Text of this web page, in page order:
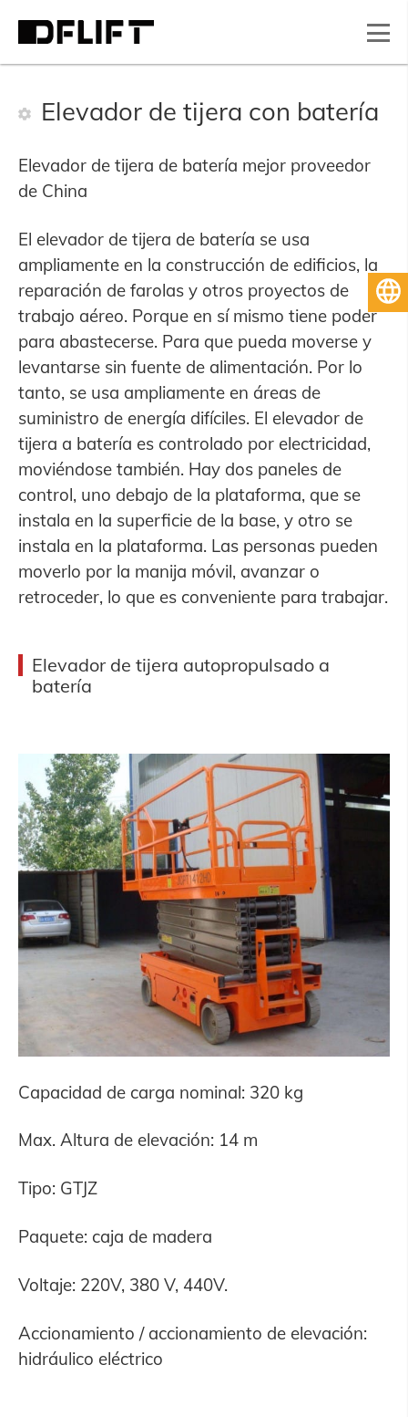
Elevador de tijera con batería
Elevador de tijera de batería mejor proveedor
de China
El elevador de tijera de batería se usa
ampliamente en la construcción de edificios, la
reparación de farolas y otros proyectos de
trabajo aéreo. Porque en sí mismo tiene poder
para abastecerse. Para que pueda moverse y
levantarse sin fuente de alimentación. Por lo
tanto, se usa ampliamente en áreas de
suministro de energía difíciles. El elevador de
tijera a batería es controlado por electricidad,
moviéndose también. Hay dos paneles de
control, uno debajo de la plataforma, que se
instala en la superficie de la base, y otro se
instala en la plataforma. Las personas pueden
moverlo por la manija móvil, avanzar o
retroceder, lo que es conveniente para trabajar.
Elevador de tijera autopropulsado a
batería
Capacidad de carga nominal: 320 kg
Max. Altura de elevación: 14 m
Tipo: GTJZ
Paquete: caja de madera
Voltaje: 220V, 380 V, 440V.
Accionamiento / accionamiento de elevación:
hidráulico eléctrico
Español